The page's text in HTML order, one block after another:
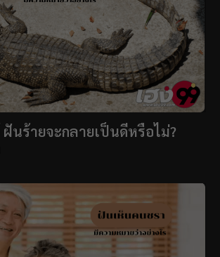
ฝันร้ายจะกลายเป็นดีหรือไม่?